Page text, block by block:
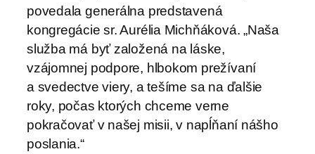
povedala generálna predstavená
kongregácie sr. Aurélia Michňáková. „Naša
služba má byť založená na láske,
vzájomnej podpore, hlbokom prežívaní
a svedectve viery, a tešíme sa na ďalšie
roky, počas ktorých chceme verne
pokračovať v našej misii, v napĺňaní nášho
poslania.“